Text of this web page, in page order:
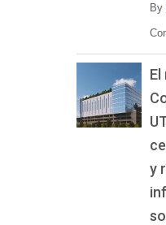
By
y